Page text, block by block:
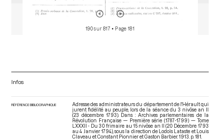
190 sur 817 • Page 181
Infos
RÉFÉRENCE BIBLIOGRAPHIQUE
Adresse des administrateurs du département de l'Hérault qui
jurent fidélité au peuple, lors de la séance du 3 nivôse an II
(23 décembre 1793). Dans : Archives parlementaires de la
Révolution Française — Première série (1787-1799) — Tome
LXXXII - Du 30 frimaire au 15 nivôse an II (20 Décembre 1793
au 4 Janvier 1794), sous la direction de Lodoïs Lataste et Louis
Claveau et Constant Pionnier et Gaston Barbier. 1913. p. 181.